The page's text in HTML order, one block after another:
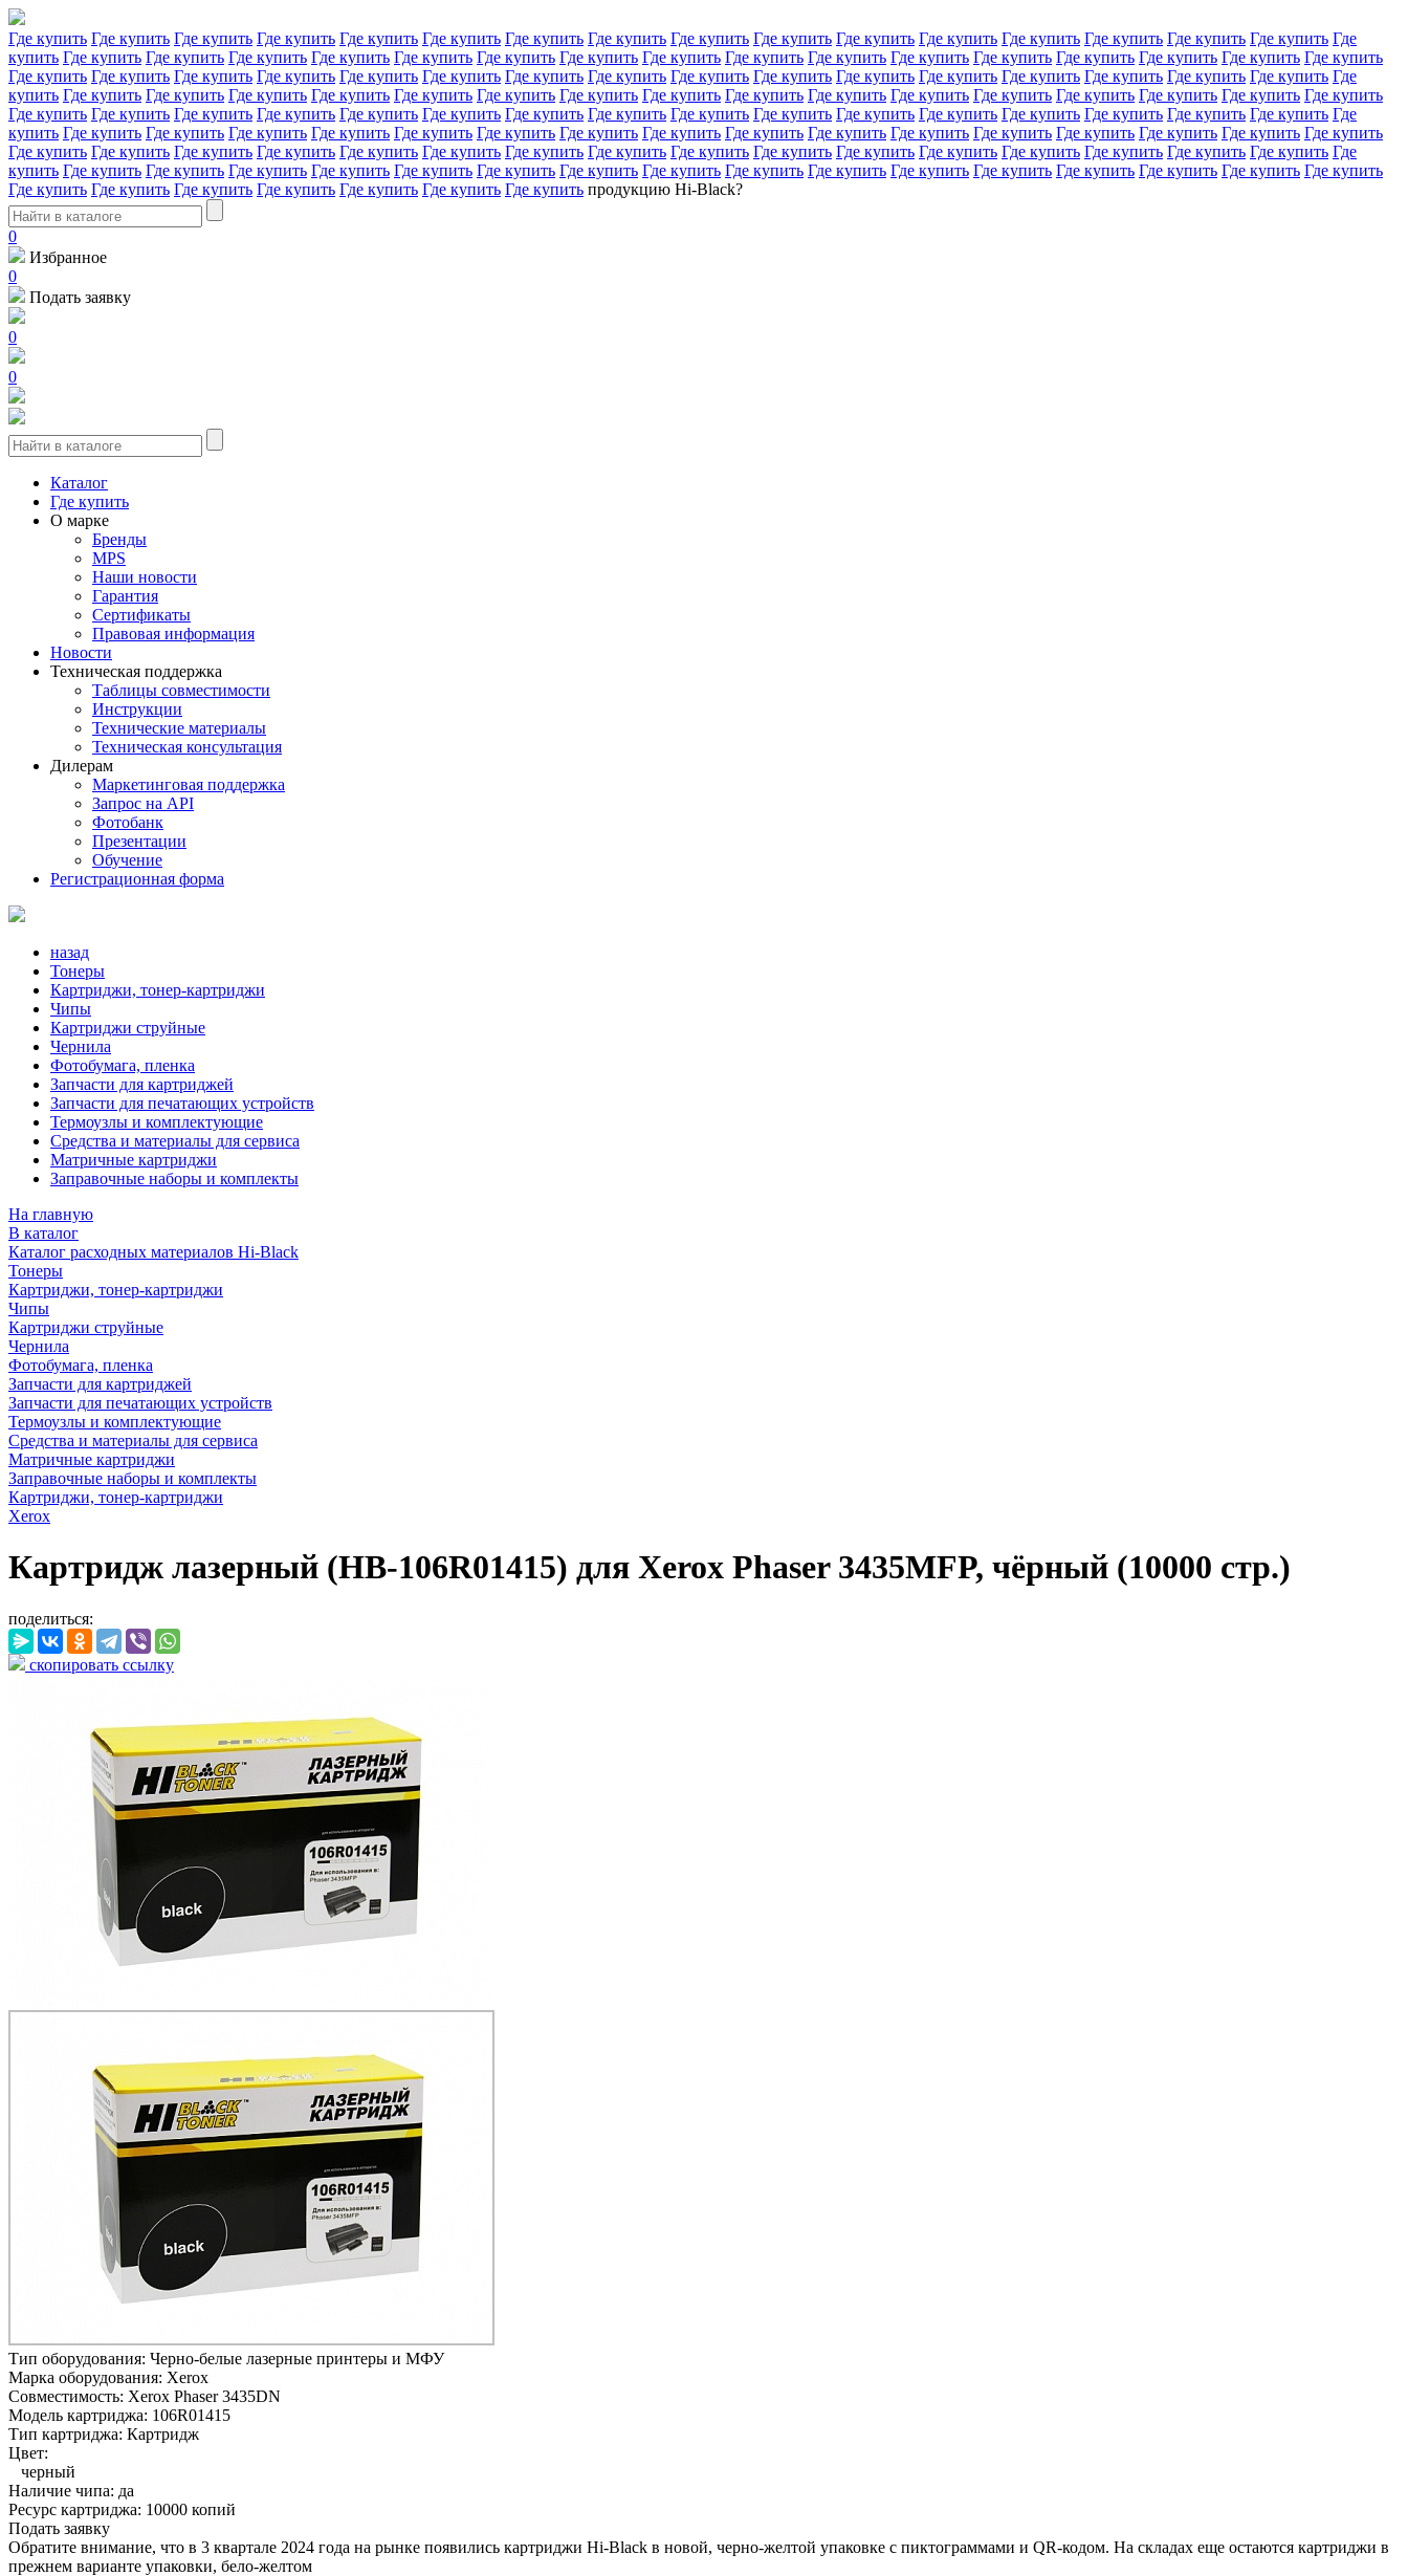
Где купить Где купить Где купить Где купить Где купить Где купить Где купить Где купить Где купить Где купить Где купить Где купить Где купить Где купить Где купить Где купить Где
купить Где купить Где купить Где купить Где купить Где купить Где купить Где купить Где купить Где купить Где купить Где купить Где купить Где купить Где купить Где купить Где купить
Где купить Где купить Где купить Где купить Где купить Где купить Где купить Где купить Где купить Где купить Где купить Где купить Где купить Где купить Где купить Где купить Где
купить Где купить Где купить Где купить Где купить Где купить Где купить Где купить Где купить Где купить Где купить Где купить Где купить Где купить Где купить Где купить Где купить
Где купить Где купить Где купить Где купить Где купить Где купить Где купить Где купить Где купить Где купить Где купить Где купить Где купить Где купить Где купить Где купить Где
купить Где купить Где купить Где купить Где купить Где купить Где купить Где купить Где купить Где купить Где купить Где купить Где купить Где купить Где купить Где купить Где купить
Где купить Где купить Где купить Где купить Где купить Где купить Где купить Где купить Где купить Где купить Где купить Где купить Где купить Где купить Где купить Где купить Где
купить Где купить Где купить Где купить Где купить Где купить Где купить Где купить Где купить Где купить Где купить Где купить Где купить Где купить Где купить Где купить Где купить
Где купить Где купить Где купить Где купить Где купить Где купить Где купить продукцию Hi-Black?
0
Избранное
0
Подать заявку
0
0
Каталог
Где купить
О марке
Бренды
MPS
Наши новости
Гарантия
Сертификаты
Правовая информация
Новости
Техническая поддержка
Таблицы совместимости
Инструкции
Технические материалы
Техническая консультация
Дилерам
Маркетинговая поддержка
Запрос на API
Фотобанк
Презентации
Обучение
Регистрационная форма
назад
Тонеры
Картриджи, тонер-картриджи
Чипы
Картриджи струйные
Чернила
Фотобумага, пленка
Запчасти для картриджей
Запчасти для печатающих устройств
Термоузлы и комплектующие
Средства и материалы для сервиса
Матричные картриджи
Заправочные наборы и комплекты
На главную
В каталог
Каталог расходных материалов Hi-Black
Тонеры
Картриджи, тонер-картриджи
Чипы
Картриджи струйные
Чернила
Фотобумага, пленка
Запчасти для картриджей
Запчасти для печатающих устройств
Термоузлы и комплектующие
Средства и материалы для сервиса
Матричные картриджи
Заправочные наборы и комплекты
Картриджи, тонер-картриджи
Xerox
Картридж лазерный (HB-106R01415) для Xerox Phaser 3435MFP, чёрный (10000 стр.)
поделиться:
скопировать ссылку
Тип оборудования: Черно-белые лазерные принтеры и МФУ
Марка оборудования: Xerox
Совместимость: Xerox Phaser 3435DN
Модель картриджа: 106R01415
Тип картриджа: Картридж
Цвет:
черный
Наличие чипа: да
Ресурс картриджа: 10000 копий
Подать заявку
Обратите внимание, что в 3 квартале 2024 года на рынке появились картриджи Hi-Black в новой, черно-желтой упаковке с пиктограммами и QR-кодом. На складах еще остаются картриджи в
прежнем варианте упаковки, бело-желтом